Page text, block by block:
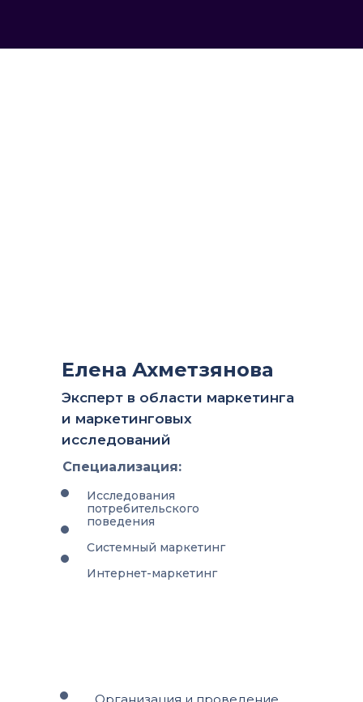
Елена Ахметзянова
Эксперт в области маркетинга
и маркетинговых
исследований
Специализация:
Исследования
потребительского
поведения
Системный маркетинг
Интернет-маркетинг